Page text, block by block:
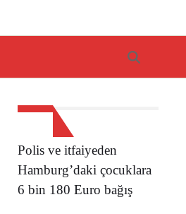
Polis ve itfaiyeden
Hamburg’daki çocuklara
6 bin 180 Euro bağış